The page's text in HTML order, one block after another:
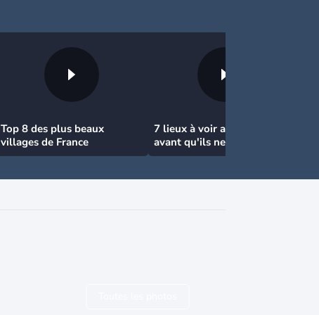
Top 8 des plus beaux
villages de France
7 lieux à voir absolument
avant qu'ils ne disparaissent
!